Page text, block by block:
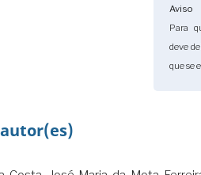
Aviso
Para
deve
que se